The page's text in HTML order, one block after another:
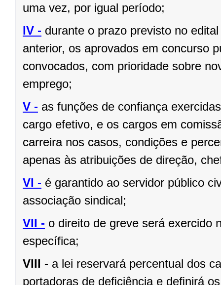
uma vez, por igual período;
IV - durante o prazo previsto no
anterior, os aprovados em concurso
convocados, com prioridade sobre
emprego;
V - as funções de confiança
cargo efetivo, e os cargos em
carreira nos casos, condições e
apenas às atribuições de direção,
VI - é garantido ao servidor público
associação sindical;
VII - o direito de greve será exercido
específica;
VIII - a lei reservará percentual dos
portadoras de deﬁciência e deﬁnirá